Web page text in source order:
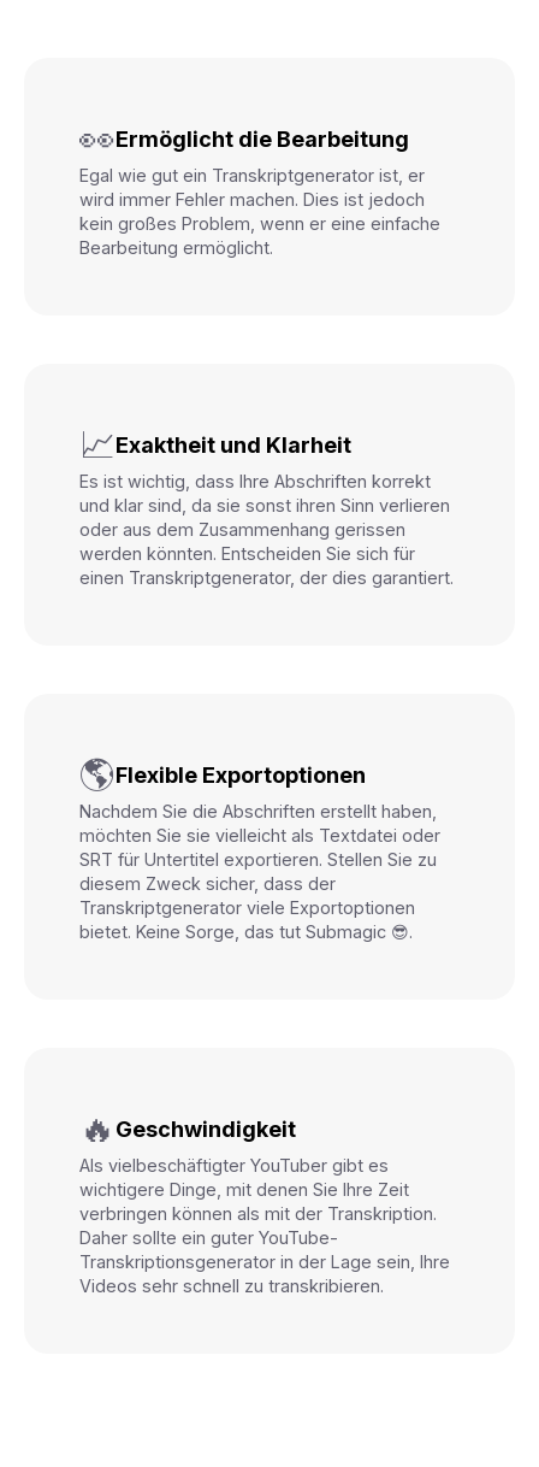
👀Ermöglicht die Bearbeitung
Egal wie gut ein Transkriptgenerator ist, er
wird immer Fehler machen. Dies ist jedoch
kein großes Problem, wenn er eine einfache
Bearbeitung ermöglicht.
📈Exaktheit und Klarheit
Es ist wichtig, dass Ihre Abschriften korrekt
und klar sind, da sie sonst ihren Sinn verlieren
oder aus dem Zusammenhang gerissen
werden könnten. Entscheiden Sie sich für
einen Transkriptgenerator, der dies garantiert.
🌎Flexible Exportoptionen
Nachdem Sie die Abschriften erstellt haben,
möchten Sie sie vielleicht als Textdatei oder
SRT für Untertitel exportieren. Stellen Sie zu
diesem Zweck sicher, dass der
Transkriptgenerator viele Exportoptionen
bietet. Keine Sorge, das tut Submagic 😎.
🔥 Geschwindigkeit
Als vielbeschäftigter YouTuber gibt es
wichtigere Dinge, mit denen Sie Ihre Zeit
verbringen können als mit der Transkription.
Daher sollte ein guter YouTube-
Transkriptionsgenerator in der Lage sein, Ihre
Videos sehr schnell zu transkribieren.